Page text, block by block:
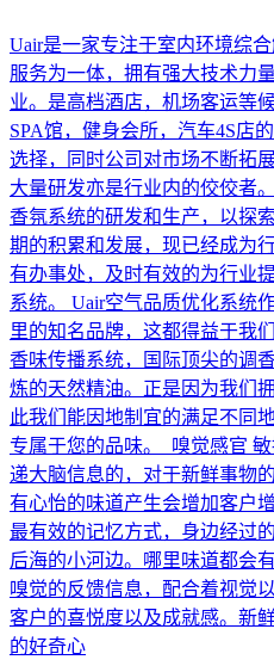
Uair是一家专注于室内环境综
服务为一体，拥有强大技术力
业。是高档酒店，机场客运等
SPA馆，健身会所，汽车4S店
选择，同时公司对市场不断拓
大量研发亦是行业内的佼佼者
香氛系统的研发和生产，以探
期的积累和发展，现已经成为
有办事处，及时有效的为行业
系统。 Uair空气品质优化系统
里的知名品牌，这都得益于我
香味传播系统，国际顶尖的调
炼的天然精油。正是因为我们
此我们能因地制宜的满足不同
专属于您的品味。 嗅觉感官
递大脑信息的，对于新鲜事物
有心怡的味道产生会增加客户
最有效的记忆方式，身边经过
后海的小河边。哪里味道都会
嗅觉的反馈信息，配合着视觉
客户的喜悦度以及成就感。新
的好奇心